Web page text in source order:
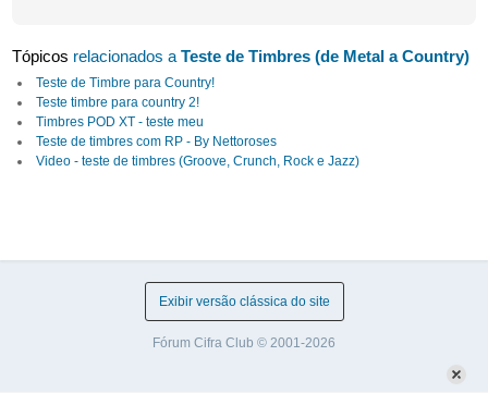
Tópicos relacionados aTeste de Timbres (de Metal a Country)
Teste de Timbre para Country!
Teste timbre para country 2!
Timbres POD XT - teste meu
Teste de timbres com RP - By Nettoroses
Video - teste de timbres (Groove, Crunch, Rock e Jazz)
Exibir versão clássica do site
Fórum Cifra Club © 2001-2026